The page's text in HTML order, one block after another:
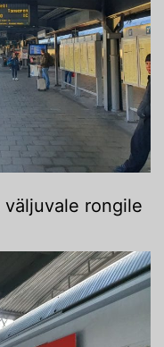
väljuvale rongile